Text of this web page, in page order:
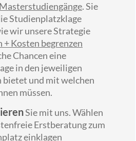
. Sie
Studienplatzklage
wir unsere Strategie
Kosten begrenzen
Chancen eine
in den jeweiligen
bietet und mit welchen
müssen.
Sie mit uns. Wählen
Erstberatung zum
einklagen